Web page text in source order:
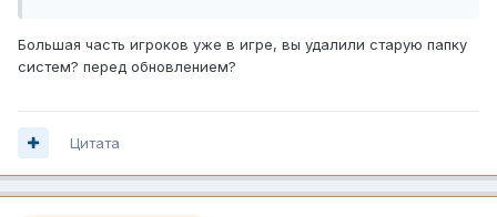
Большая часть игроков уже в игре, вы удалили старую папку
систем? перед обновлением?
Цитата